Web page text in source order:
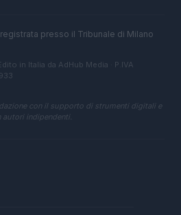
presso il Tribunale di Milano
in Italia da AdHub Media · P.IVA
con il supporto di strumenti digitali e
autori indipendenti.